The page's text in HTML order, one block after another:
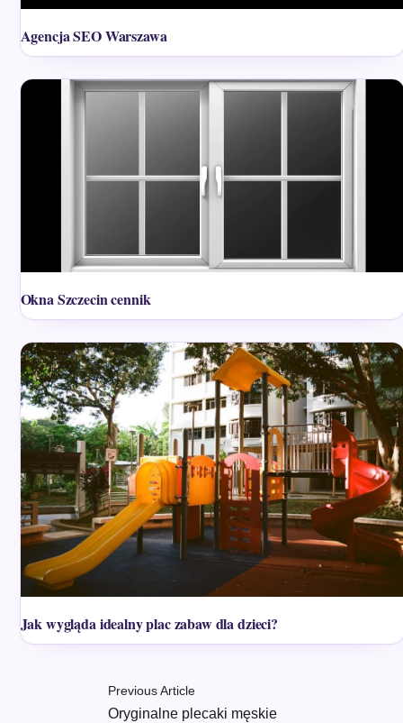
Agencja SEO Warszawa
Okna Szczecin cennik
Jak wygląda idealny plac zabaw dla dzieci?
Previous Article
Oryginalne plecaki męskie